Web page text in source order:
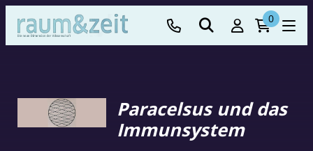
0
Paracelsus und das
Immunsystem